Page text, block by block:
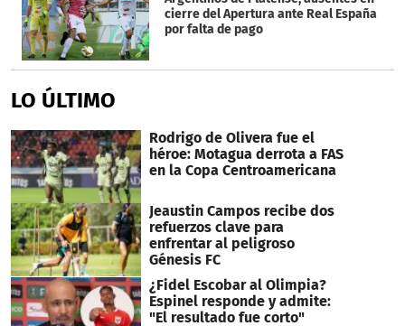
cierre del Apertura ante Real España
por falta de pago
LO ÚLTIMO
Rodrigo de Olivera fue el
héroe: Motagua derrota a FAS
en la Copa Centroamericana
Jeaustin Campos recibe dos
refuerzos clave para
enfrentar al peligroso
Génesis FC
¿Fidel Escobar al Olimpia?
Espinel responde y admite:
"El resultado fue corto"